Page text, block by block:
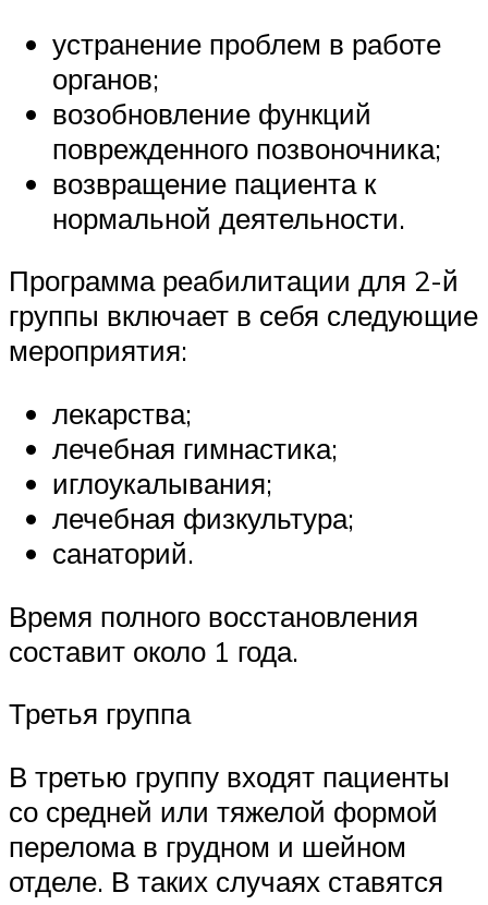
устранение проблем в работе
органов;
возобновление функций
поврежденного позвоночника;
возвращение пациента к
нормальной деятельности.
Программа реабилитации для 2-й
группы включает в себя следующие
мероприятия:
лекарства;
лечебная гимнастика;
иглоукалывания;
лечебная физкультура;
санаторий.
Время полного восстановления
составит около 1 года.
Третья группа
В третью группу входят пациенты
со средней или тяжелой формой
перелома в грудном и шейном
отделе. В таких случаях ставятся